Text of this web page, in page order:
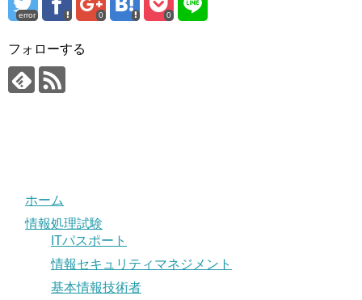
error 0 0
フォローする
ホーム
情報処理試験
ITパスポート
情報セキュリティマネジメント
基本情報技術者